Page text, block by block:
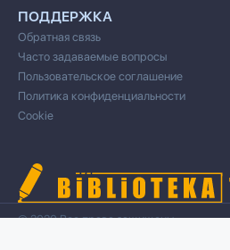
ПОДДЕРЖКА
Обратная связь
Часто задаваемые вопросы
Пользовательское соглашение
Политика конфиденциальности
Cookie
© 2020 Все права защищены